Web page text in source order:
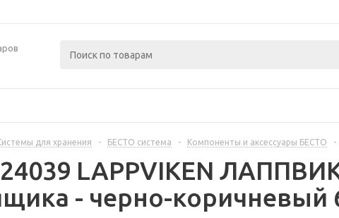
для хранения - БЕСТО система - Компоненты и аксессуары БЕСТО -
LAPPVIKEN
- черно-коричневый